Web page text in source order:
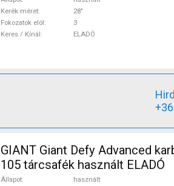
Kerék méret
28"
Fokozatok elöl
3
Keres / Kínál
ELADÓ
GIANT Giant Defy Advanced
105 tárcsafék használt ELADÓ
Állapot
használt